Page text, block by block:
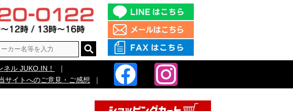
ル JUKO.IN！
｜
サイトへのご意見・ご感想 ｜